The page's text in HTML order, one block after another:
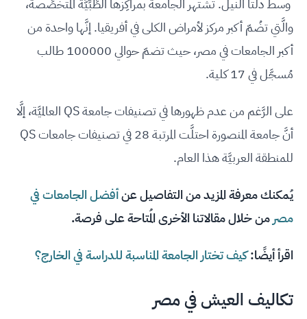
والَّتي تضُمّ أكبر مركز لأمراض الكلى في أفريقيا. إنَّها واحدة من
أكبر الجامعات في مصر، حيث تضمّ حوالي 100000 طالب
مُسجَّل في 17 كلية.
على الرَّغم من عدم ظهورها في تصنيفات جامعة QS العالميَّة، إلَّا
أنَّ جامعة المنصورة احتلَّت المرتبة 28 في تصنيفات جامعات QS
للمنطقة العربيَّة هذا العام.
يُمكنك معرفة المزيد من التفاصيل عنأفضل الجامعات في
مصر من خلال مقالاتنا الأخرى المُتاحة على فرصة.
اقرأ أيضًا:كيف تختار الجامعة المناسبة للدراسة في الخارج؟
تكاليف العيش في مصر